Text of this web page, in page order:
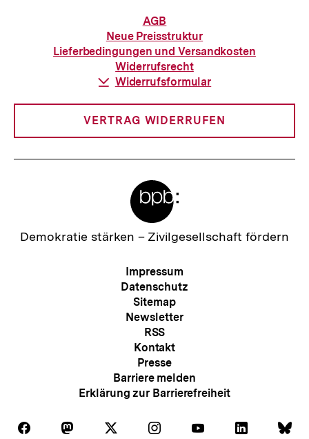
Informationen
zur
Bestellung
AGB
Neue Preisstruktur
Lieferbedingungen und Versandkosten
Widerrufsrecht
Download-
Widerrufsformular
VERTRAG WIDERRUFEN
Zur
Demokratie stärken – Zivilgesellschaft fördern
Meta-
Navigation
Impressum
Datenschutz
Sitemap
Newsletter
RSS
Kontakt
Presse
Barriere melden
Erklärung zur Barrierefreiheit
Folgen
Auf
Folgen Folgen Folgen
Auf
Folgen Folgen